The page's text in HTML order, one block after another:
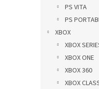
PS VITA
PS
XBOX
XBOX
XBOX ONE
XBOX 360
XBOX